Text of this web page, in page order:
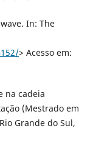
In: The
> Acesso em:
na cadeia
(Mestrado em
Grande do Sul,